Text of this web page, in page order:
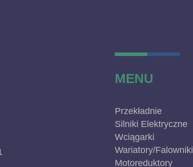
MENU
Przekładnie
Silniki Elektryczne
Wciągarki
Wariatory/Falowniki
Motoreduktory